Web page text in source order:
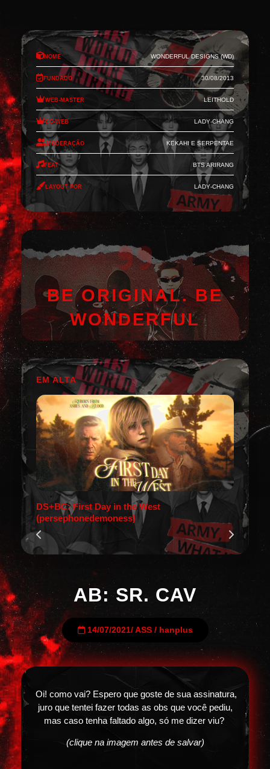
Nome Wonderful Designs (WD)
Fundado 30/08/2013
Web-Master Leithold
Co-Web Lady-Chang
Moderação Kekahi e Serpentae
Feat BTS Arirang
Layout por Lady-Chang
BE ORIGINAL. BE
WONDERFUL
EM ALTA
DS+BC: First Day in the West
(persephonedemoness)
AB: SR. CAV
14/07/2021/ ASS/ hanplus
Oi! como vai? Espero que goste de sua assinatura,
juro que tentei fazer todas as obs que você pediu,
mas caso tenha faltado algo, só me dizer viu?
(clique na imagem antes de salvar)